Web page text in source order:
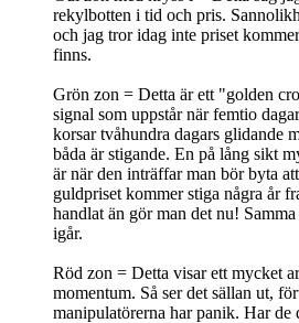
rekylbotten i tid och pris.
och jag tror idag inte priset
finns.
Grön zon = Detta är ett "golden
signal som uppstår när femtio
korsar tvåhundra dagars glidande
båda är stigande. En på lång sikt
är när den inträffar man bör byta
guldpriset kommer stiga några år
handlat än gör man det nu!
igår.
Röd zon = Detta visar ett mycket
momentum. Så ser det sällan ut,
manipulatörerna har panik. Har de